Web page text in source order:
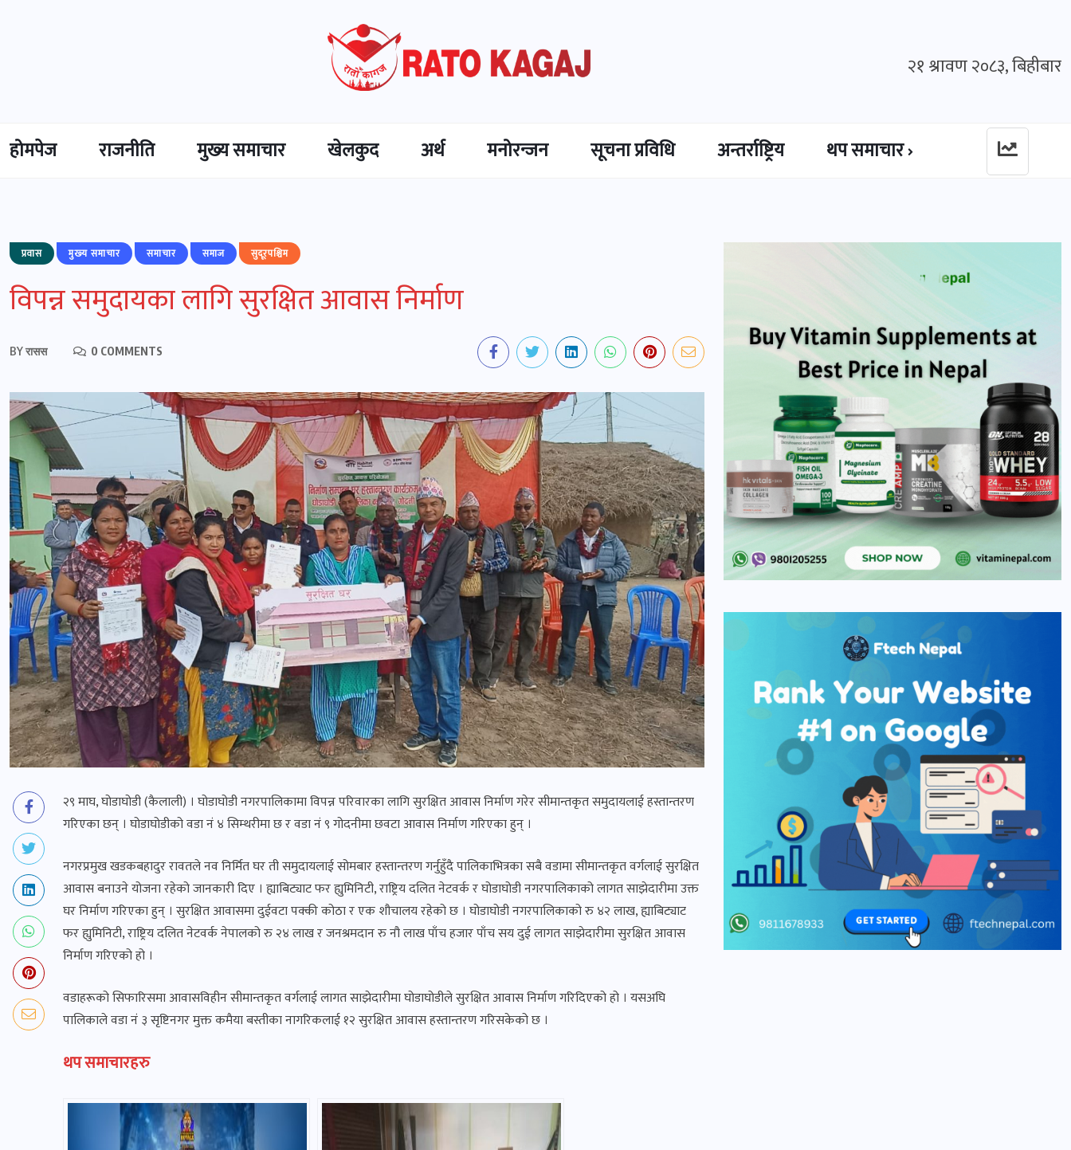
२१ श्रावण २०८३, बिहीबार
होमपेज राजनीति मुख्‍य समाचार खेलकुद अर्थ मनोरन्जन सूचना प्रविधि अन्तर्राष्ट्रिय थप समाचार
प्रवास मुख्‍य समाचार समाचार समाज सुदूरपश्चिम
विपन्न समुदायका लागि सुरक्षित आवास निर्माण
BYरासस 0 COMMENTS
२९ माघ, घोडाघोडी (कैलाली) । घोडाघोडी नगरपालिकामा विपन्न परिवारका लागि सुरक्षित आवास निर्माण गरेर सीमान्तकृत समुदायलाई हस्तान्तरण
गरिएका छन् । घोडाघोडीको वडा नं ४ सिम्थरीमा छ र वडा नं ९ गोदनीमा छवटा आवास निर्माण गरिएका हुन् ।
नगरप्रमुख खडकबहादुर रावतले नव निर्मित घर ती समुदायलाई सोमबार हस्तान्तरण गर्नुहुँदै पालिकाभित्रका सबै वडामा सीमान्तकृत वर्गलाई सुरक्षित
आवास बनाउने योजना रहेको जानकारी दिए । ह्याबिट्याट फर ह्युमिनिटी, राष्ट्रिय दलित नेटवर्क र घोडाघोडी नगरपालिकाको लागत साझेदारीमा उक्त
घर निर्माण गरिएका हुन् । सुरक्षित आवासमा दुईवटा पक्की कोठा र एक शौचालय रहेको छ । घोडाघोडी नगरपालिकाको रु ४२ लाख, ह्याबिट्याट
फर ह्युमिनिटी, राष्ट्रिय दलित नेटवर्क नेपालको रु २४ लाख र जनश्रमदान रु नौ लाख पाँच हजार पाँच सय दुई लागत साझेदारीमा सुरक्षित आवास
निर्माण गरिएको हो ।
वडाहरूको सिफारिसमा आवासविहीन सीमान्तकृत वर्गलाई लागत साझेदारीमा घोडाघोडीले सुरक्षित आवास निर्माण गरिदिएको हो । यसअघि
पालिकाले वडा नं ३ सृष्टिनगर मुक्त कमैया बस्तीका नागरिकलाई १२ सुरक्षित आवास हस्तान्तरण गरिसकेको छ ।
थप समाचारहरु